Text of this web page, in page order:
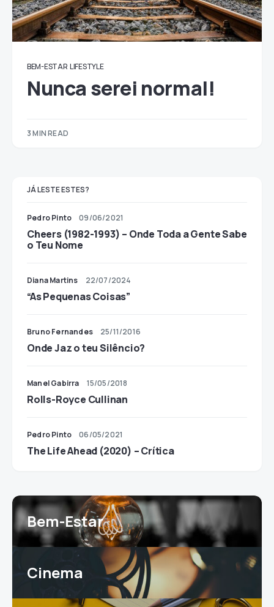
BEM-ESTAR LIFESTYLE
Nunca serei normal!
3 MIN READ
JÁ LESTE ESTES?
Pedro Pinto 09/06/2021
Cheers (1982-1993) – Onde Toda a Gente Sabe
o Teu Nome
Diana Martins 22/07/2024
“As Pequenas Coisas”
Bruno Fernandes 25/11/2016
Onde Jaz o teu Silêncio?
Manel Gabirra 15/05/2018
Rolls-Royce Cullinan
Pedro Pinto 06/05/2021
The Life Ahead (2020) – Crítica
Bem-Estar
Cinema